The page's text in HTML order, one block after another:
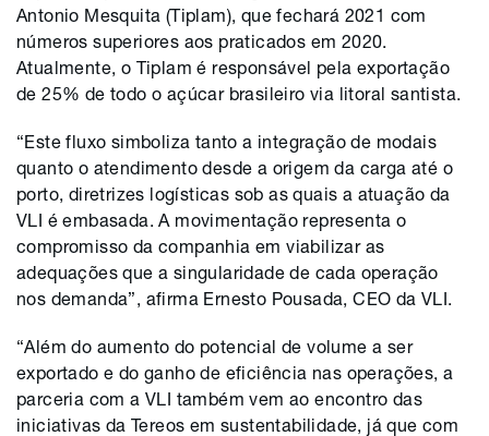
Antonio Mesquita (Tiplam), que fechará 2021 com
números superiores aos praticados em 2020.
Atualmente, o Tiplam é responsável pela exportação
de 25% de todo o açúcar brasileiro via litoral santista.
“Este fluxo simboliza tanto a integração de modais
quanto o atendimento desde a origem da carga até o
porto, diretrizes logísticas sob as quais a atuação da
VLI é embasada. A movimentação representa o
compromisso da companhia em viabilizar as
adequações que a singularidade de cada operação
nos demanda”, afirma Ernesto Pousada, CEO da VLI.
“Além do aumento do potencial de volume a ser
exportado e do ganho de eficiência nas operações, a
parceria com a VLI também vem ao encontro das
iniciativas da Tereos em sustentabilidade, já que com